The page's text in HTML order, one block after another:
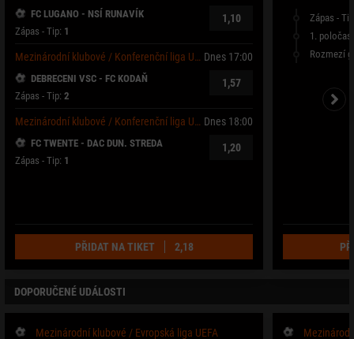
FC LUGANO - NSÍ RUNAVÍK
Zápas - Tip: 1
1,10
Mezinárodní klubové / Konferenční liga UEFA Dnes 17:00
DEBRECENI VSC - FC KODAŇ
Zápas - Tip: 2
1,57
Mezinárodní klubové / Konferenční liga UEFA Dnes 18:00
FC TWENTE - DAC DUN. STREDA
Zápas - Tip: 1
1,20
PŘIDAT NA TIKET 2,18
Zápas - Tip
1. poločas
Rozmezí
DOPORUČENÉ UDÁLOSTI
Mezinárodní klubové / Evropská liga UEFA